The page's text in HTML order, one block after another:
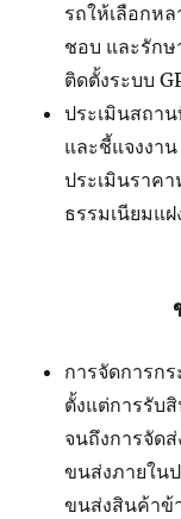
รถให้เลือกห
ชอบ และรัก
ติดตั้งระบบ
ประเมินสถา
และชี้แจงงา
ประเมินราค
ธรรมเนียมแฝ
การจัดการก
ตั้งแต่การรับ
จนถึงการจัด
ขนส่งภายใน
ขนส่งสินค้าข้